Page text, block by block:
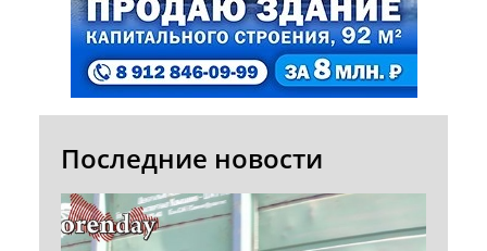
Последние новости